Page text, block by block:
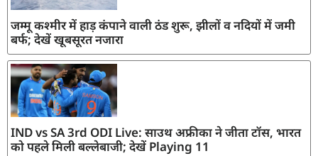
जम्मू कश्मीर में हाड़ कंपाने वाली ठंड शुरू, झीलों व नदियों में जमी
बर्फ; देखें खूबसूरत नजारा
IND vs SA 3rd ODI Live: साउथ अफ्रीका ने जीता टॉस, भारत
को पहले मिली बल्लेबाजी; देखें Playing 11